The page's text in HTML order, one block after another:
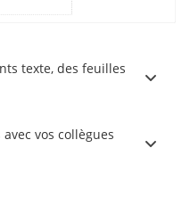
texte, des feuilles
vos collègues